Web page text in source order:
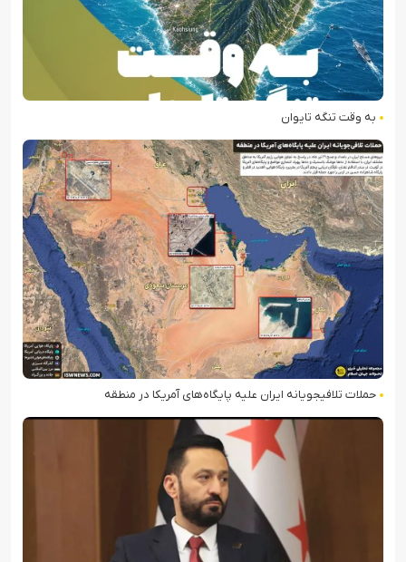
به وقت تنگه تایوان
حملات تلافی‎جویانه ایران علیه پایگاه‌های آمریکا در منطقه